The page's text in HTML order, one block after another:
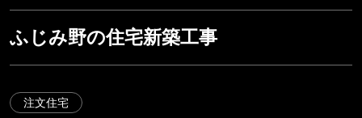
ふじみ野の住宅新築工事
注文住宅